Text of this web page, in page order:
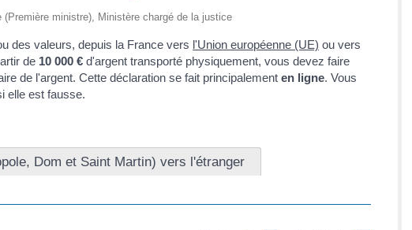
ministre), Ministère chargé de la justice
des valeurs, depuis la France vers l'Union européenne (UE) ou vers
de 10 000 € d'argent transporté physiquement, vous devez faire
de l'argent. Cette déclaration se fait principalement en ligne. Vous
elle est fausse.
Dom et Saint Martin) vers l'étranger